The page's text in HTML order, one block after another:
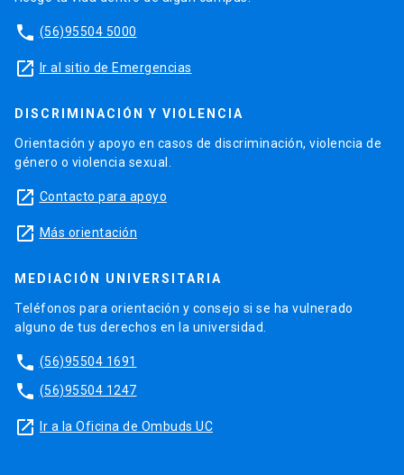
phone (56)95504 5000
launch Ir al sitio de Emergencias
DISCRIMINACIÓN Y VIOLENCIA
Orientación y apoyo en casos de discriminación, violencia de
género o violencia sexual.
launch Contacto para apoyo
launch Más orientación
MEDIACIÓN UNIVERSITARIA
Teléfonos para orientación y consejo si se ha vulnerado
alguno de tus derechos en la universidad.
phone (56)95504 1691
phone (56)95504 1247
launch Ir a la Oficina de Ombuds UC